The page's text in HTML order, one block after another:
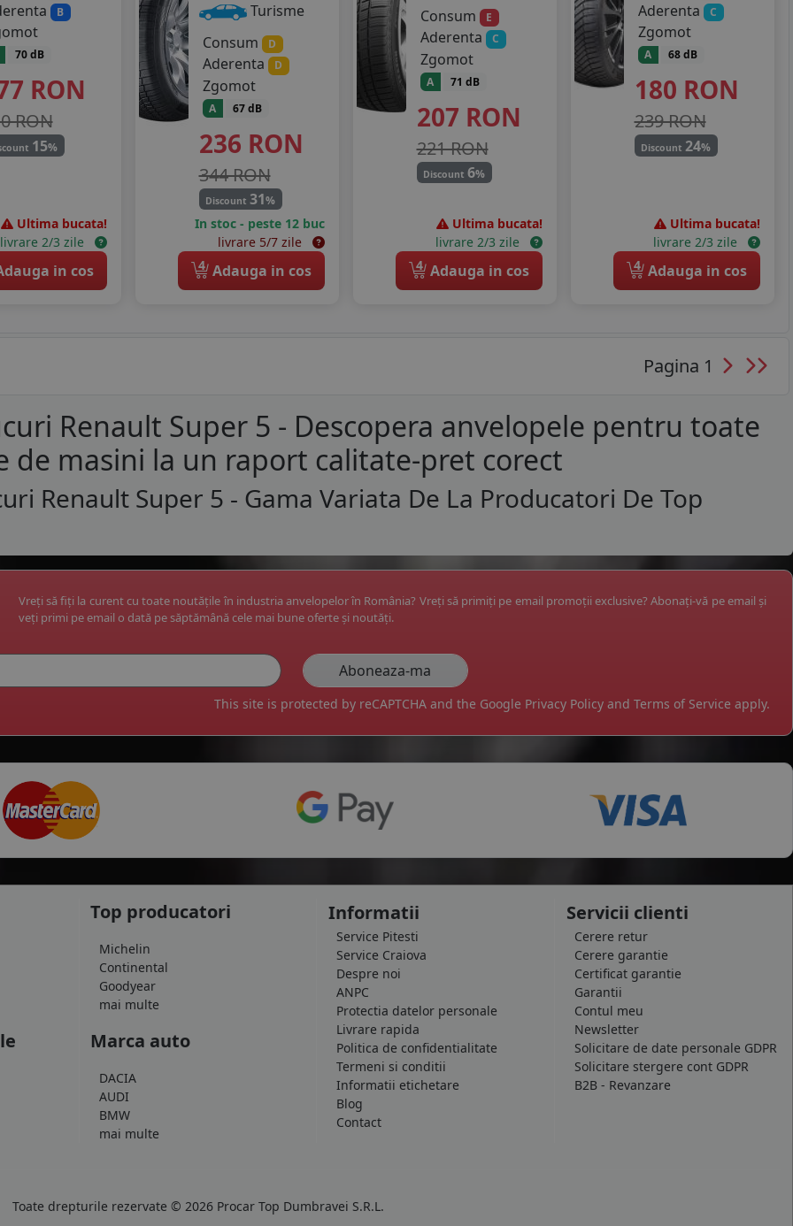
B
70 dB
RON
RON
15%
Ultima bucata!
livrare 2/3 zile
in cos
Turisme
Consum
D
Aderenta D
Zgomot
A 67 dB
236 RON
344 RON
Discount31%
In stoc - peste 12 buc
livrare 5/7 zile
4 Adauga in cos
Consum
E
Aderenta C
Zgomot
A 71 dB
207 RON
221 RON
Discount6%
Ultima bucata!
livrare 2/3 zile
4 Adauga in cos
Aderenta C
Zgomot
A 68 dB
180 RON
239 RON
Discount 24%
Ultima bucata!
livrare 2/3 zile
4 Adauga in cos
Pagina 1
Renault Super 5 - Descopera anvelopele pentru toate
de masini la un raport calitate-pret corect
Renault Super 5 - Gama Variata De La Producatori De Top
Vreți să fiți la curent cu toate noutățile în industria anvelopelor în România? Vreți să primiți pe email promoții exclusive? Abonați-vă pe email și
veți primi pe email o dată pe săptămână cele mai bune oferte și noutăți.
This site is protected by reCAPTCHA and the Google Privacy Policy and Terms of Service apply.
Top producatori
Michelin
Continental
Goodyear
mai multe
Marca auto
DACIA
AUDI
BMW
mai multe
Informatii
Service Pitesti
Service Craiova
Despre noi
ANPC
Protectia datelor personale
Livrare rapida
Politica de confidentialitate
Termeni si conditii
Informatii etichetare
Blog
Contact
Servicii clienti
Cerere retur
Cerere garantie
Certificat garantie
Garantii
Contul meu
Newsletter
Solicitare de date personale GDPR
Solicitare stergere cont GDPR
B2B - Revanzare
Toate drepturile rezervate © 2026 Procar Top Dumbravei S.R.L.